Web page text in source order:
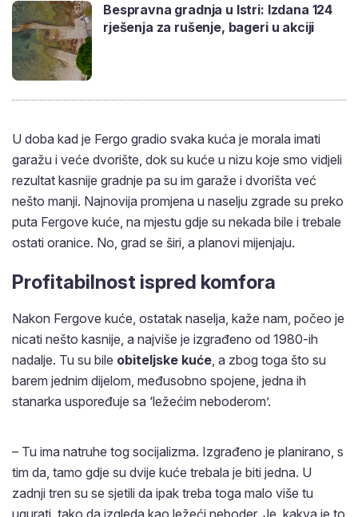
Bespravna gradnja u Istri: Izdana 124
rješenja za rušenje, bageri u akciji
U doba kad je Fergo gradio svaka kuća je morala imati
garažu i veće dvorište, dok su kuće u nizu koje smo vidjeli
rezultat kasnije gradnje pa su im garaže i dvorišta već
nešto manji. Najnovija promjena u naselju zgrade su preko
puta Fergove kuće, na mjestu gdje su nekada bile i trebale
ostati oranice. No, grad se širi, a planovi mijenjaju.
Profitabilnost ispred komfora
Nakon Fergove kuće, ostatak naselja, kaže nam, počeo je
nicati nešto kasnije, a najviše je izgrađeno od 1980-ih
nadalje. Tu su bile obiteljske kuće , a zbog toga što su
barem jednim dijelom, međusobno spojene, jedna ih
stanarka uspoređuje sa ‘ležećim neboderom’.
– Tu ima natruhe tog socijalizma. Izgrađeno je planirano, s
tim da, tamo gdje su dvije kuće trebala je biti jedna. U
zadnji tren su se sjetili da ipak treba toga malo više tu
ugurati, tako da izgleda kao ležeći neboder. Je, kakva je to